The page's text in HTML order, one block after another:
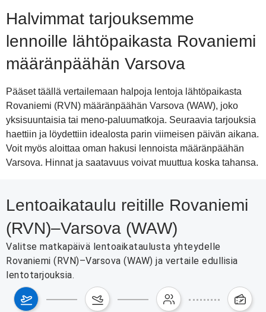
Halvimmat tarjouksemme
lennoille lähtöpaikasta Rovaniemi
määränpäähän Varsova
Pääset täällä vertailemaan halpoja lentoja lähtöpaikasta
Rovaniemi (RVN) määränpäähän Varsova (WAW), joko
yksisuuntaisia tai meno-paluumatkoja. Seuraavia tarjouksia
haettiin ja löydettiin idealosta parin viimeisen päivän aikana.
Voit myös aloittaa oman hakusi lennoista määränpäähän
Varsova. Hinnat ja saatavuus voivat muuttua koska tahansa.
Lentoaikataulu reitille Rovaniemi
(RVN)–Varsova (WAW)
Valitse matkapäivä lentoaikataulusta yhteydelle
Rovaniemi (RVN)–Varsova (WAW) ja vertaile edullisia
lentotarjouksia.